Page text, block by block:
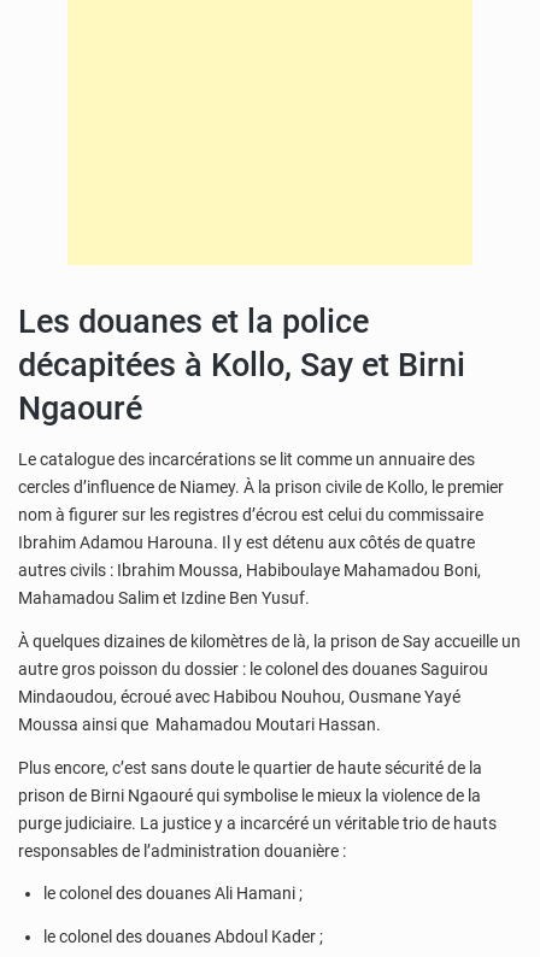
Les douanes et la police
décapitées à Kollo, Say et Birni
Ngaouré
Le catalogue des incarcérations se lit comme un annuaire des
cercles d’influence de Niamey. À la prison civile de Kollo, le premier
nom à figurer sur les registres d’écrou est celui du commissaire
Ibrahim Adamou Harouna. Il y est détenu aux côtés de quatre
autres civils : Ibrahim Moussa, Habiboulaye Mahamadou Boni,
Mahamadou Salim et Izdine Ben Yusuf.
À quelques dizaines de kilomètres de là, la prison de Say accueille un
autre gros poisson du dossier : le colonel des douanes Saguirou
Mindaoudou, écroué avec Habibou Nouhou, Ousmane Yayé
Moussa ainsi que Mahamadou Moutari Hassan.
Plus encore, c’est sans doute le quartier de haute sécurité de la
prison de Birni Ngaouré qui symbolise le mieux la violence de la
purge judiciaire. La justice y a incarcéré un véritable trio de hauts
responsables de l’administration douanière :
le colonel des douanes Ali Hamani ;
le colonel des douanes Abdoul Kader ;